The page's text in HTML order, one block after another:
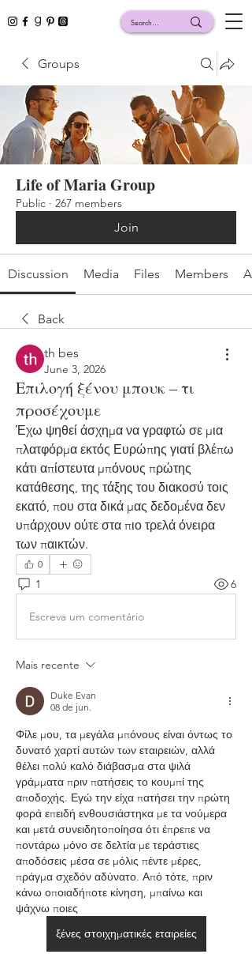
Groups
Life of Maria Group
Public · 267 members
Join
Discussion Media Files Members
Back
th bes
June 3, 2026
Επιλογή ξένου μπουκ – τι
προσέχουμε
Έχω ψηθεί άσχημα να γραφτώ σε μια
πλατφόρμα εκτός Ευρώπης γιατί βλέπω
κάτι απίστευτα μπόνους πρώτης
κατάθεσης, της τάξης του διακοσύ τοις
εκατό, που στα δικά μας δεδομένα δεν
υπάρχουν ούτε στα πιο τρελά όνειρα
των παικτών.
0
1 6
Escreva um comentário
Mais recente
Duke Evan
08 de jun.
Φίλε μου, τα μεγάλα μπόνους είναι όντως το
δυνατό χαρτί αυτών των εταιρειών, αλλά
θέλει πολύ καλό διάβασμα στα ψιλά
γράμματα πριν πατήσεις το κουμπί της
αποδοχής. Εγώ την είχα πατήσει την πρώτη
φορά επειδή ενθουσιάστηκα με τα νούμερα
και μετά συνειδητοποίησα ότι έπρεπε να
ποντάρω μόνο σε δελτία με τεράστιες
αποδόσεις μέσα σε μόλις πέντε μέρες,
πράγμα σχεδόν αδύνατο. Από τότε, πριν
κάνω οποιαδήποτε κίνηση, μπαίνω και
ψάχνω ποιες
ξένες στοιχηματικές εταιρείες